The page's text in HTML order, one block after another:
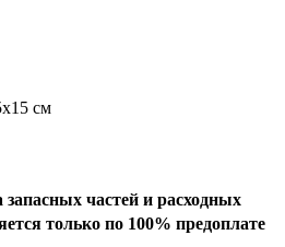
см
запасных частей и расходных
только по 100% предоплате